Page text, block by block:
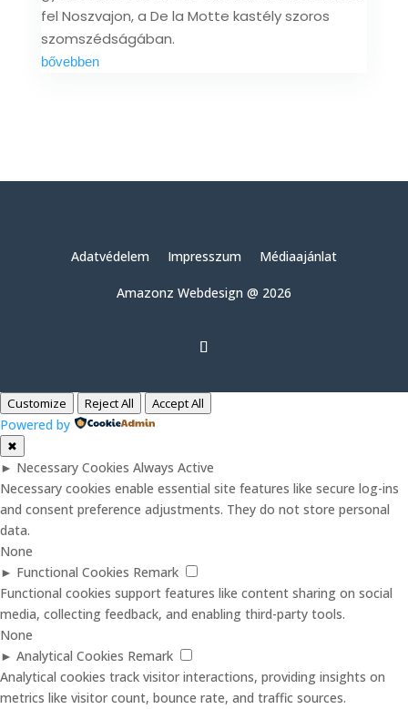
fel Noszvajon, a De la Motte kastély szoros
szomszédságában.
bővebben
Adatvédelem Impresszum Médiaajánlat
Amazonz Webdesign @ 2026
Customize Reject All Accept All
Powered by
✖
► Necessary Cookies Always Active
Necessary cookies enable essential site features like secure log-ins
and consent preference adjustments. They do not store personal
data.
None
► Functional Cookies Remark
Functional cookies support features like content sharing on social
media, collecting feedback, and enabling third-party tools.
None
► Analytical Cookies Remark
Analytical cookies track visitor interactions, providing insights on
metrics like visitor count, bounce rate, and traffic sources.